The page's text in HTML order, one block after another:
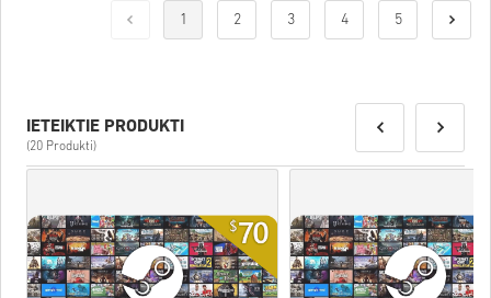
1 2 3 4 5
IETEIKTIE PRODUKTI
(20 Produkti)